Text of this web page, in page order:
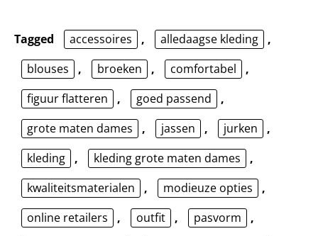
Tagged accessoires , alledaagse kleding ,
blouses
, broeken , comfortabel
,
figuur flatteren
, goed passend
,
grote maten dames
, jassen , jurken
,
kleding , kleding grote maten dames
,
kwaliteitsmaterialen
, modieuze opties
,
online retailers
, outfit , pasvorm
,